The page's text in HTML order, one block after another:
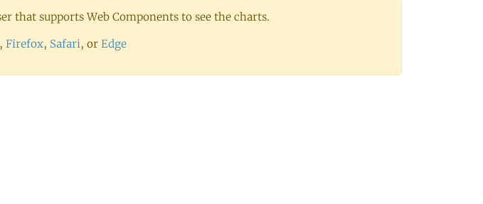
that supports Web Components to see the charts.
, Firefox, Safari, or Edge